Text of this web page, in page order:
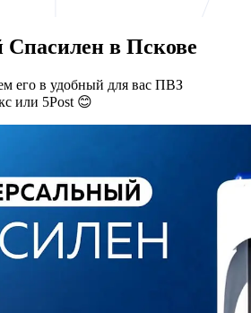
Спасилен в Пскове
его в удобный для вас ПВЗ
или 5Post 😊